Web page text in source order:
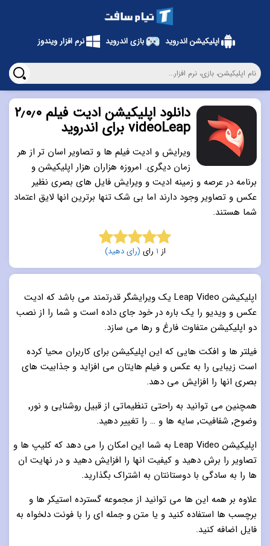
دانلود اپلیکیشن ادیت فیلم ۲٫۰٫۰
videoLeap برای اندروید
ویرایش و ادیت فیلم ها و تصاویر اسان تر از هر
زمان دیگری. امروزه هزاران هزار اپلیکیشن و
برنامه در عرصه و زمینه ادیت و ویرایش فایل های بصری نظیر
عکس و تصاویر وجود دارند اما بی شک تنها برترین انها لایق اعتماد
شما هستند.
5.0 از 5 از 1 رای (رای دهید)
اپلیکیشن Leap Video یک ویرایشگر قدرتمند می باشد که ادیت
عکس و ویدیو را یک باره در خود جای داده است و شما را از نصب
دو اپلیکیشن متفاوت فارغ و رها می سازد.
فیلتر ها و افکت هایی که این اپلیکیشن برای کاربران محیا کرده
است زیبایی را به عکس و فیلم هایتان می افزاید و جذابیت های
بصری انها را افزایش می دهد.
همچنین می توانید به راحتی تنظیماتی از قبیل روشنایی و نور٬
وضوح٬ شفافیت٬ سایه ها و … را تغییر دهید.
اپلیکیشن Leap Video به شما این امکان را می دهد که کلیپ ها و
تصاویر را برش دهید و کیفیت انها را افزایش دهید و در نهایت ان
ها را به سادگی با دوستانتان به اشتراک بگذارید.
علاوه بر همه این ها می توانید از مجموعه گسترده استیکر ها و
برچسب ها استفاده کنید و یا متن و جمله ای را با فونت دلخواه به
فایل اضافه کنید.
اپلیکیشن اندروید بازی اندروید نرم افزار ویندوز